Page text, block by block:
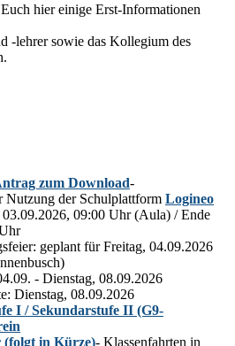
hier einige Erst-Informationen
-lehrer sowie das Kollegium des
zum Download-
Nutzung der Schulplattform Logineo
09:00 Uhr (Aula) / Ende
geplant für Freitag, 04.09.2026
- Dienstag, 08.09.2026
Dienstag, 08.09.2026
I / Sekundarstufe II (G9-
(folgt in Kürze)- Klassenfahrten in